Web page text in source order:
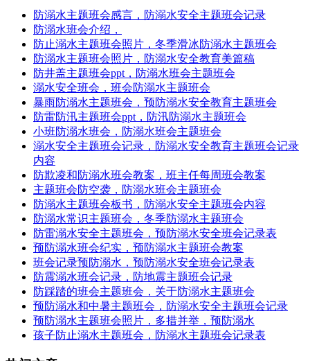
防溺水主题班会感言，防溺水安全主题班会记录
防溺水班会介绍，
防止溺水主题班会照片，冬季滑冰防溺水主题班会
防溺水主题班会照片，防溺水安全教育美篇稿
防井盖主题班会ppt，防溺水班会主题班会
溺水安全班会，班会防溺水主题班会
暴雨防溺水主题班会，预防溺水安全教育主题班会
防雷防汛主题班会ppt，防汛防溺水主题班会
小班防溺水班会，防溺水班会主题班会
溺水安全主题班会记录，防溺水安全教育主题班会记录
内容
防欺凌和防溺水班会教案，班主任每周班会教案
主题班会防空袭，防溺水班会主题班会
防溺水主题班会板书，防溺水安全主题班会内容
防溺水常识主题班会，冬季防溺水主题班会
防雷溺水安全主题班会，预防溺水安全班会记录表
预防溺水班会纪实，预防溺水主题班会教案
班会记录预防溺水，预防溺水安全班会记录表
防震溺水班会记录，防地震主题班会记录
防踩踏的班会主题班会，关于防溺水主题班会
预防溺水和中暑主题班会，防溺水安全主题班会记录
预防溺水主题班会照片，多措并举，预防溺水
孩子防止溺水主题班会，防溺水主题班会记录表